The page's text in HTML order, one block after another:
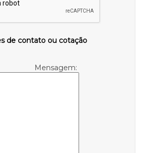
de contato ou cotação
Mensagem: